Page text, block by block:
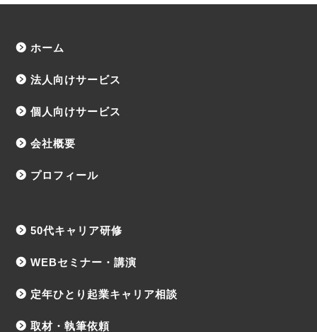
ホーム
法人向けサービス
個人向けサービス
会社概要
プロフィール
50代キャリア研修
WEBセミナー・講演
定年ひとり起業キャリア相談
取材・執筆依頼